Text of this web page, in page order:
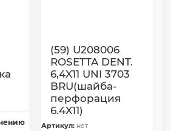
(59) U208006
ROSETTA DENT.
6,4X11 UNI 3703
BRU(шайба-
перфорация
6.4X11)
Артикул: нет